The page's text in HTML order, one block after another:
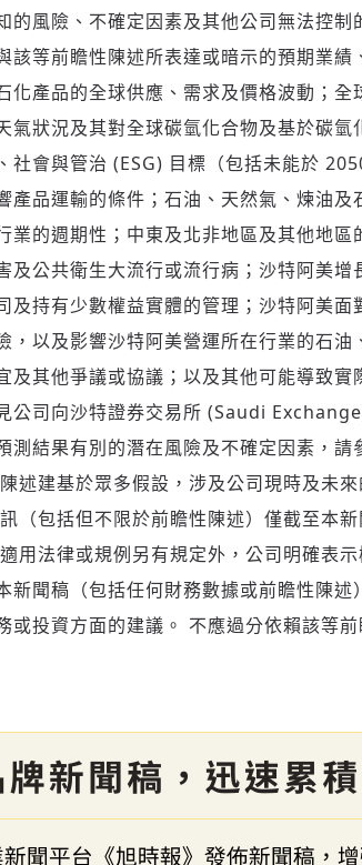
的風險、不確定因素及其他公司無法控
該等前瞻性陳述所表達或暗示的預期業
化產品的全球供應、需求及價格波動；
氣狀況及其對全球碳氫化合物及基於碳
社會與管治 (ESG) 目標（包括未能於
產品運輸的條件；石油、天然氣、煉油及
業的週期性；中東及北非地區及其他地
及公共衛生大流行或流行病；沙特阿美
及持有少數權益實體的管理；沙特阿美面
，以及影響沙特阿美營運所在行業的石油
及其他爭議或協議；以及其他可能導致
公司向沙特證券交易所 (Saudi
測結果有別的潛在風險及不確定因素，
述建基於眾多假設，涉及公司現時及未
（包括但不限於前瞻性陳述）僅截至本
用法律或規例另有規定外，公司明確表
新聞稿（包括任何財務數據或前瞻性陳
或投資方面的建議。 不應過分依賴該等前